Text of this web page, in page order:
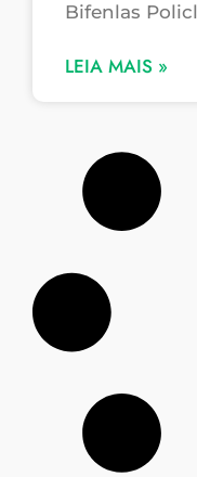
Bifenlas
LEIA MAIS »